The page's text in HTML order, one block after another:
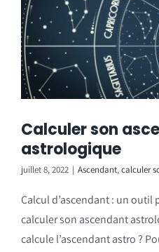
Calculer son
astrologique
juillet 8, 2022 | Ascendant,calculer
Calcul d’ascendant : un
calculer son ascendant
calcule l’ascendant astro ?